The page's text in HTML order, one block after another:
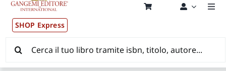
contenuto
SHOP Express
Pubblicazioni
News ed Eventi
per: